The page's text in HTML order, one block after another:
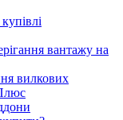
вантажу на
вилкових